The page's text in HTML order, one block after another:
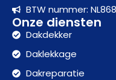
BTW nummer:
Onze diensten
Dakdekker
Daklekkage
Dakreparatie